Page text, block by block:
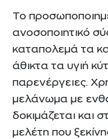
Το
ανοσοποιητικό
καταπολεμά τα
άθικτα τα υγιή
παρενέργειες.
μελάνωμα με
δοκιμάζεται και
μελέτη που